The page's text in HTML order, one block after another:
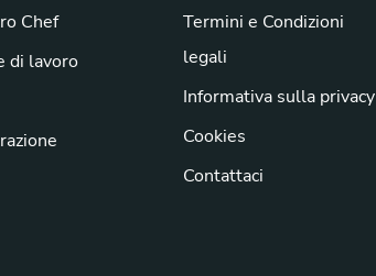
Chef
di lavoro
Termini e Condizioni
legali
Informativa sulla privacy
Cookies
Contattaci